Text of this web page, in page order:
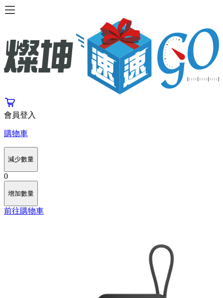
會員登入
購物車
減少數量
0
增加數量
前往購物車